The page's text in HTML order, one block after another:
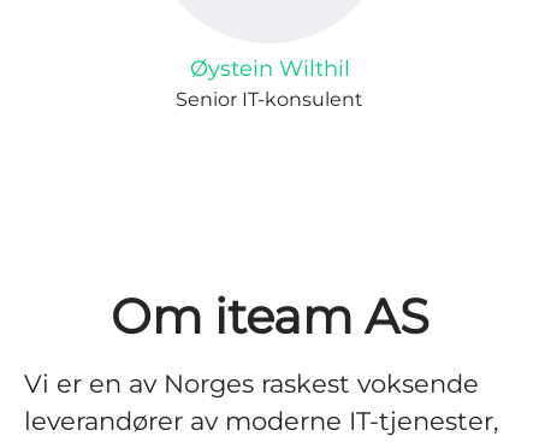
Øystein Wilthil
Senior IT-konsulent
Om iteam AS
Vi er en av Norges raskest voksende
leverandører av moderne IT-tjenester,